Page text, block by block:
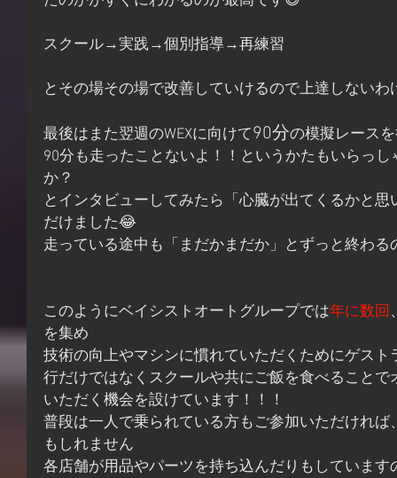
スクール→実践→個別指導→再練習
とその場その場で改善していけるので上達しない
最後はまた翌週のWEXに向けて90分の模擬レース
90分も走ったことないよ！！というかたもいらっ
か？
とインタビューしてみたら「心臓が出てくるかと
だけました😂
走っている途中も「まだかまだか」とずっと終わ
このようにベイシストオートグループでは年に数回
を集め
技術の向上やマシンに慣れていただくためにゲス
行だけではなくスクールや共にご飯を食べること
いただく機会を設けています！！！
普段は一人で乗られている方もご参加いただけれ
もしれません
各店舗が用品やパーツを持ち込んだりもしていま